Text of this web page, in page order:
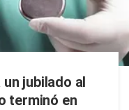
jubilado al
terminó en